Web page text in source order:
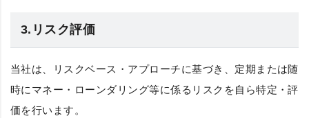
3.リスク評価
当社は、リスクベース・アプローチに基づき、定期または随
時にマネー・ローンダリング等に係るリスクを自ら特定・評
価を行います。